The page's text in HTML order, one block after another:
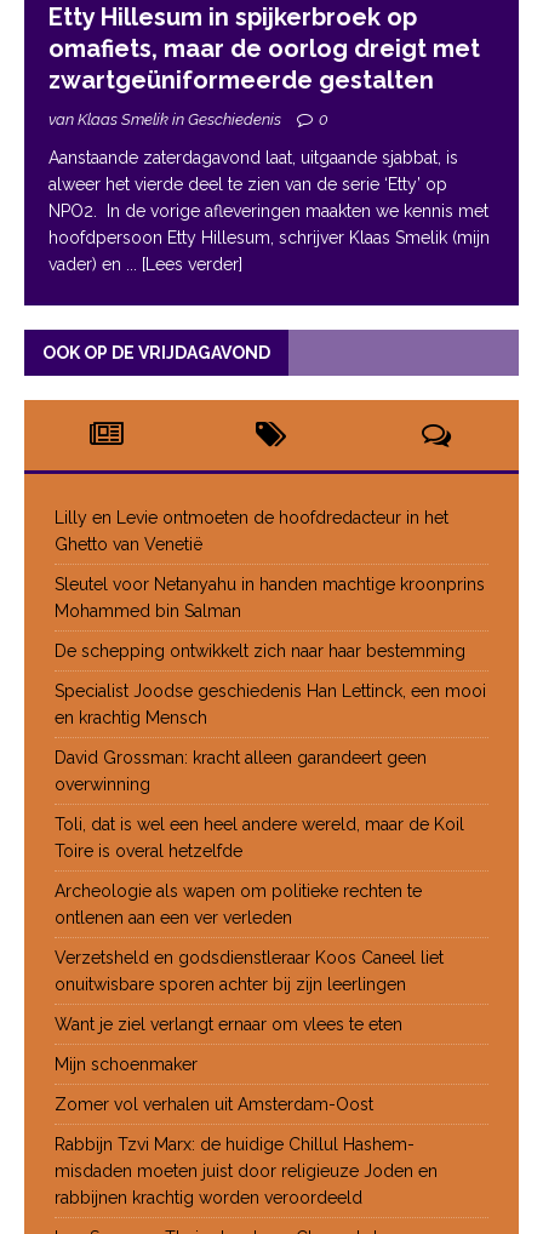
Etty Hillesum in spijkerbroek op
omafiets, maar de oorlog dreigt met
zwartgeüniformeerde gestalten
van Klaas Smelik in Geschiedenis 0
Aanstaande zaterdagavond laat, uitgaande sjabbat, is
alweer het vierde deel te zien van de serie ‘Etty’ op
NPO2. In de vorige afleveringen maakten we kennis met
hoofdpersoon Etty Hillesum, schrijver Klaas Smelik (mijn
vader) en
... [Lees verder]
OOK OP DE VRIJDAGAVOND
Lilly en Levie ontmoeten de hoofdredacteur in het
Ghetto van Venetië
Sleutel voor Netanyahu in handen machtige kroonprins
Mohammed bin Salman
De schepping ontwikkelt zich naar haar bestemming
Specialist Joodse geschiedenis Han Lettinck, een mooi
en krachtig Mensch
David Grossman: kracht alleen garandeert geen
overwinning
Toli, dat is wel een heel andere wereld, maar de Koil
Toire is overal hetzelfde
Archeologie als wapen om politieke rechten te
ontlenen aan een ver verleden
Verzetsheld en godsdienstleraar Koos Caneel liet
onuitwisbare sporen achter bij zijn leerlingen
Want je ziel verlangt ernaar om vlees te eten
Mijn schoenmaker
Zomer vol verhalen uit Amsterdam-Oost
Rabbijn Tzvi Marx: de huidige Chillul Hashem-
misdaden moeten juist door religieuze Joden en
rabbijnen krachtig worden veroordeeld